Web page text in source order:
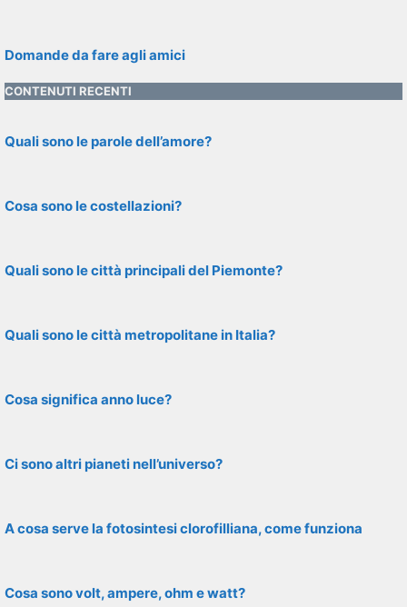
Domande da fare agli amici
CONTENUTI RECENTI
Quali sono le parole dell’amore?
Cosa sono le costellazioni?
Quali sono le città principali del Piemonte?
Quali sono le città metropolitane in Italia?
Cosa significa anno luce?
Ci sono altri pianeti nell’universo?
A cosa serve la fotosintesi clorofilliana, come funziona
Cosa sono volt, ampere, ohm e watt?